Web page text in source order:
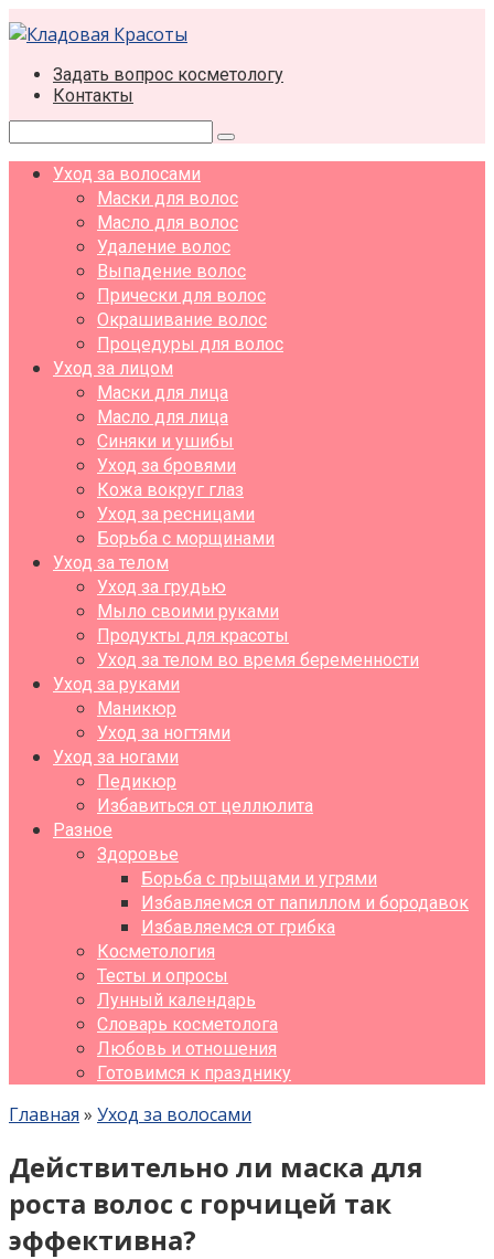
Перейти
к
контентуЗадать вопрос косметологу
Контакты
Поиск:
Уход за волосами
Маски для волос
Масло для волос
Удаление волос
Выпадение волос
Прически для волос
Окрашивание волос
Процедуры для волос
Уход за лицом
Маски для лица
Масло для лица
Синяки и ушибы
Уход за бровями
Кожа вокруг глаз
Уход за ресницами
Борьба с морщинами
Уход за телом
Уход за грудью
Мыло своими руками
Продукты для красоты
Уход за телом во время беременности
Уход за руками
Маникюр
Уход за ногтями
Уход за ногами
Педикюр
Избавиться от целлюлита
Разное
Здоровье
Борьба с прыщами и угрями
Избавляемся от папиллом и бородавок
Избавляемся от грибка
Косметология
Тесты и опросы
Лунный календарь
Словарь косметолога
Любовь и отношения
Готовимся к празднику
Главная » Уход за волосами
Действительно ли маска для
роста волос с горчицей так
эффективна?